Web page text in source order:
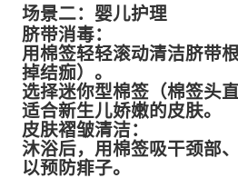
场景二：婴儿护理
脐带消毒：
用棉签轻轻滚动清洁脐带
掉结痂）。
选择迷你型棉签（棉签头
适合新生儿娇嫩的皮肤。
皮肤褶皱清洁：
沐浴后，用棉签吸干颈部
以预防痱子。